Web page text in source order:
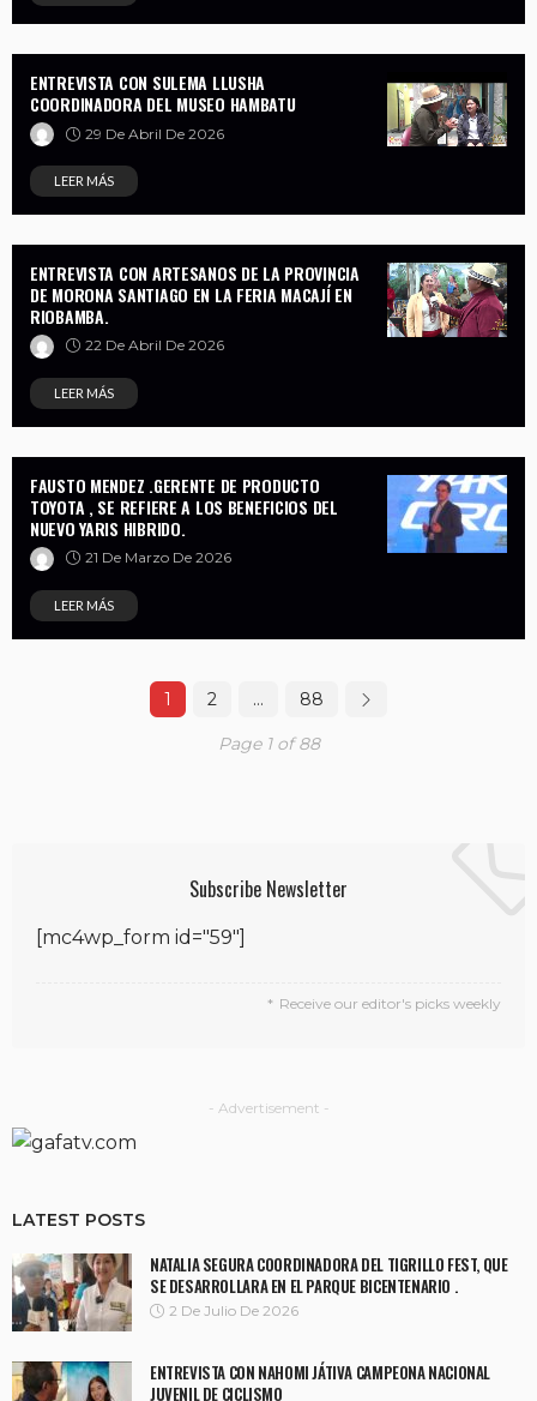
ENTREVISTA CON SULEMA LLUSHA
COORDINADORA DEL MUSEO HAMBATU
29 De Abril De 2026
LEER MÁS
ENTREVISTA CON ARTESANOS DE LA PROVINCIA
DE MORONA SANTIAGO EN LA FERIA MACAJÍ EN
RIOBAMBA.
22 De Abril De 2026
LEER MÁS
FAUSTO MENDEZ .GERENTE DE PRODUCTO
TOYOTA , SE REFIERE A LOS BENEFICIOS DEL
NUEVO YARIS HIBRIDO.
21 De Marzo De 2026
LEER MÁS
1 2 … 88
Page 1 of 88
Subscribe Newsletter
[mc4wp_form id="59"]
Receive our editor's picks weekly
- Advertisement -
LATEST POSTS
NATALIA SEGURA COORDINADORA DEL TIGRILLO FEST, QUE
SE DESARROLLARA EN EL PARQUE BICENTENARIO .
2 De Julio De 2026
ENTREVISTA CON NAHOMI JÁTIVA CAMPEONA NACIONAL
JUVENIL DE CICLISMO